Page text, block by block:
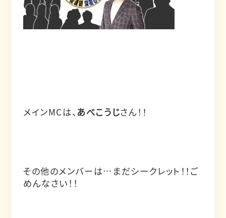
メインMCは、 あべこうじさん！！
その他のメンバーは…まだシークレット！！ご
めんなさい！！